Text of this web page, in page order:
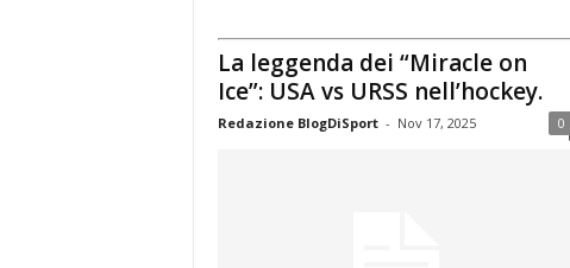
La leggenda dei “Miracle on
Ice”: USA vs URSS nell’hockey.
Redazione BlogDiSport - Nov 17, 2025 0